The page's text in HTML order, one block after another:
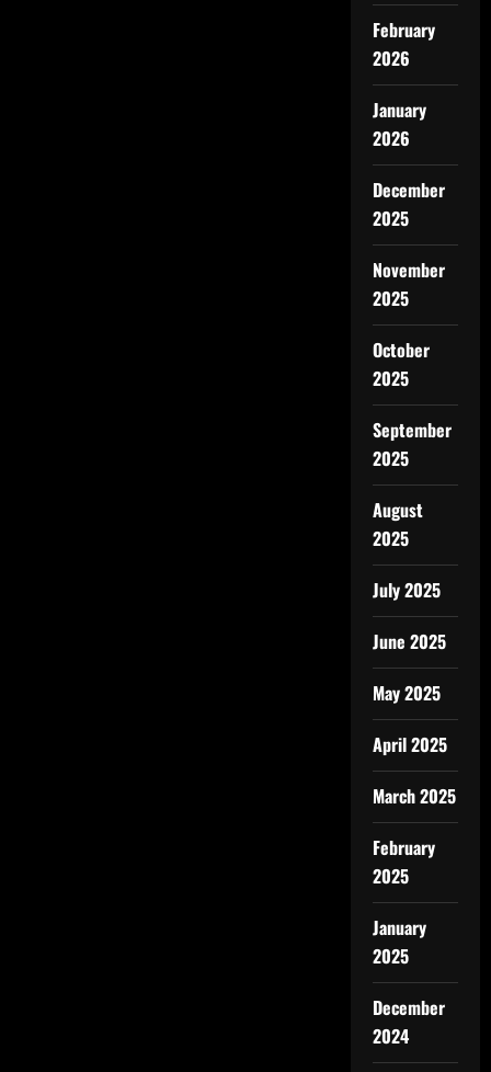
February
2026
January
2026
December
2025
November
2025
October
2025
September
2025
August
2025
July 2025
June 2025
May 2025
April 2025
March 2025
February
2025
January
2025
December
2024